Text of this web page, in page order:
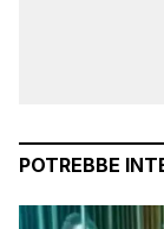
POTREBBE